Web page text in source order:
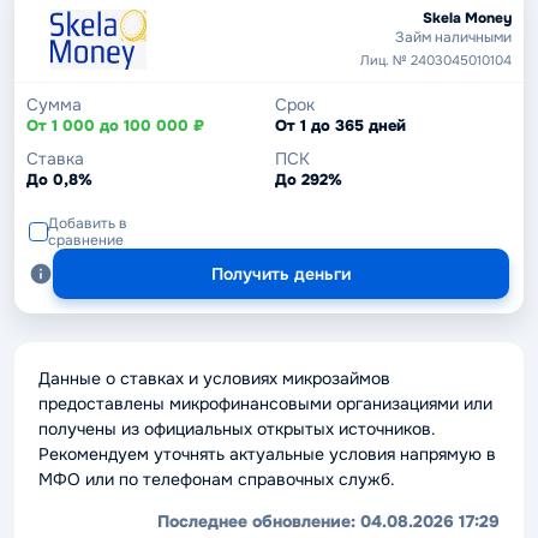
Skela Money
Займ наличными
Лиц. № 2403045010104
Сумма
От 1 000 до 100 000 ₽
Срок
От 1 до 365 дней
Ставка
До 0,8%
ПСК
До 292%
Добавить в
сравнение
Получить деньги
Данные о ставках и условиях микрозаймов
предоставлены микрофинансовыми организациями или
получены из официальных открытых источников.
Рекомендуем уточнять актуальные условия напрямую в
МФО или по телефонам справочных служб.
Последнее обновление: 04.08.2026 17:29